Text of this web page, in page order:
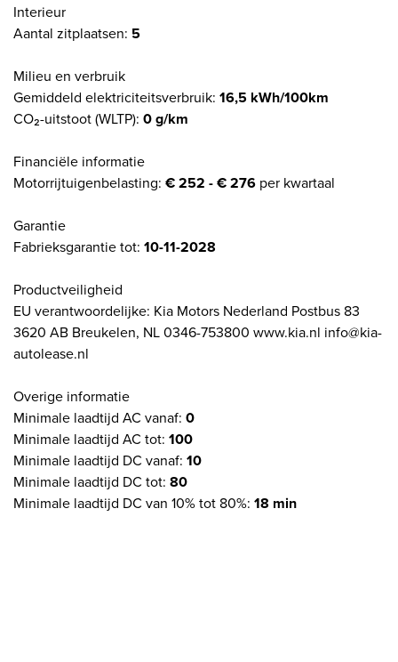
Interieur
Aantal zitplaatsen: 5
Milieu en verbruik
Gemiddeld elektriciteitsverbruik: 16,5 kWh/100km
CO₂-uitstoot (WLTP): 0 g/km
Financiële informatie
Motorrijtuigenbelasting: € 252 - € 276 per kwartaal
Garantie
Fabrieksgarantie tot: 10-11-2028
Productveiligheid
EU verantwoordelijke: Kia Motors Nederland Postbus 83
3620 AB Breukelen, NL 0346-753800 www.kia.nl info@kia-
autolease.nl
Overige informatie
Minimale laadtijd AC vanaf: 0
Minimale laadtijd AC tot: 100
Minimale laadtijd DC vanaf: 10
Minimale laadtijd DC tot: 80
Minimale laadtijd DC van 10% tot 80%: 18 min